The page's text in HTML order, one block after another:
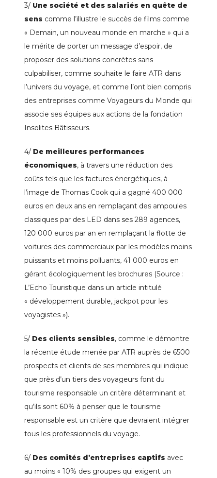
3/ Une société et des salariés en quête de
sens comme l’illustre le succès de films comme
« Demain, un nouveau monde en marche » qui a
le mérite de porter un message d’espoir, de
proposer des solutions concrètes sans
culpabiliser, comme souhaite le faire ATR dans
l’univers du voyage, et comme l’ont bien compris
des entreprises comme Voyageurs du Monde qui
associe ses équipes aux actions de la fondation
Insolites Bâtisseurs.
4/ De meilleures performances
économiques, à travers une réduction des
coûts tels que les factures énergétiques, à
l’image de Thomas Cook qui a gagné 400 000
euros en deux ans en remplaçant des ampoules
classiques par des LED dans ses 289 agences,
120 000 euros par an en remplaçant la flotte de
voitures des commerciaux par les modèles moins
puissants et moins polluants, 41 000 euros en
gérant écologiquement les brochures (Source :
L’Echo Touristique dans un article intitulé
« développement durable, jackpot pour les
voyagistes »).
5/ Des clients sensibles, comme le démontre
la récente étude menée par ATR auprès de 6500
prospects et clients de ses membres qui indique
que près d’un tiers des voyageurs font du
tourisme responsable un critère déterminant et
qu’ils sont 60% à penser que le tourisme
responsable est un critère que devraient intégrer
tous les professionnels du voyage.
6/ Des comités d’entreprises captifs avec
au moins « 10% des groupes qui exigent un